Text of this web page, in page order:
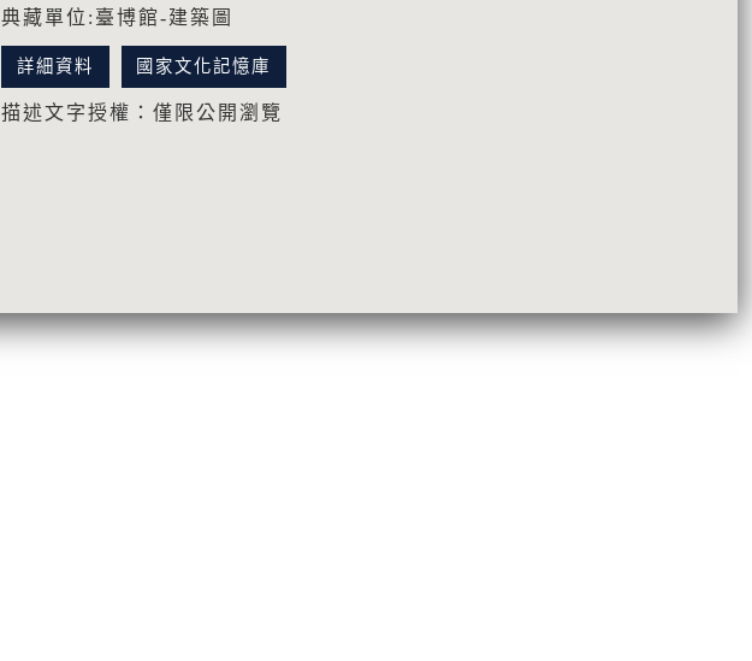
典藏單位:臺博館-建築圖
詳細資料 國家文化記憶庫
描述文字授權：僅限公開瀏覽